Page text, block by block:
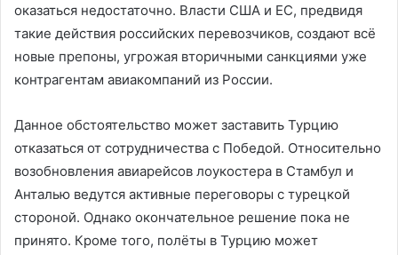
оказаться недостаточно. Власти США и ЕС, предвидя
такие действия российских перевозчиков, создают всё
новые препоны, угрожая вторичными санкциями уже
контрагентам авиакомпаний из России.
Данное обстоятельство может заставить Турцию
отказаться от сотрудничества с Победой. Относительно
возобновления авиарейсов лоукостера в Стамбул и
Анталью ведутся активные переговоры с турецкой
стороной. Однако окончательное решение пока не
принято. Кроме того, полёты в Турцию может